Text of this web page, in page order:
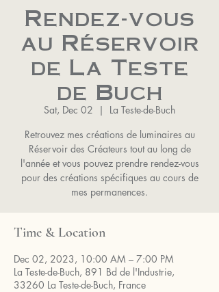
Rendez-vous
au Réservoir
de La Teste
de Buch
Sat, Dec 02
  |
La Teste-de-Buch
Retrouvez mes créations de luminaires au
Réservoir des Créateurs tout au long de
l'année et vous pouvez prendre rendez-vous
pour des créations spécifiques au cours de
mes permanences.
Time & Location
Dec 02, 2023, 10:00 AM – 7:00 PM
La Teste-de-Buch, 891 Bd de l'Industrie,
33260 La Teste-de-Buch, France